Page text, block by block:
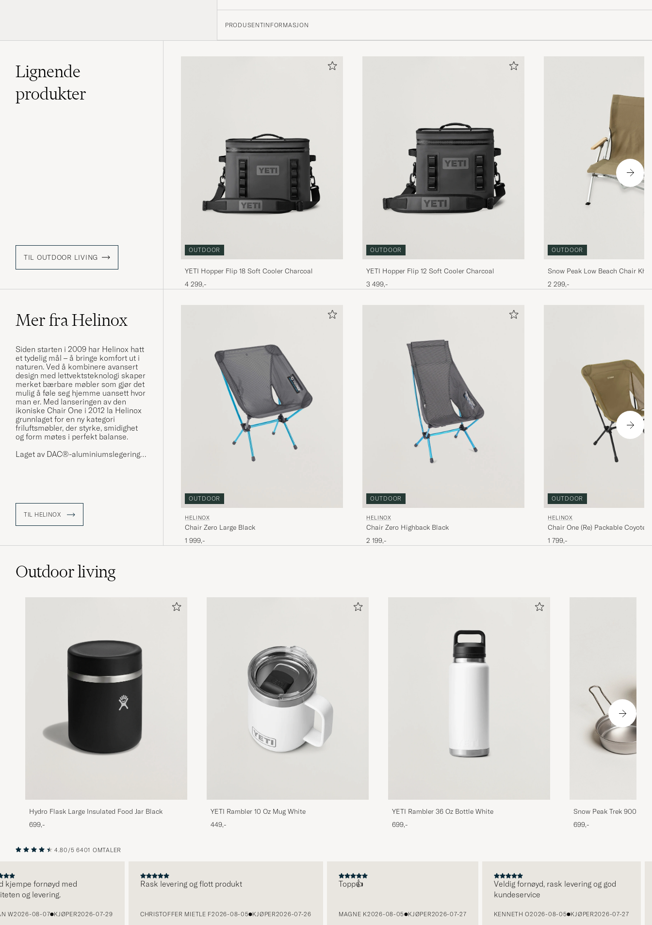
PRODUSENTINFORMASJON
Lignende
produkter
TIL OUTDOOR LIVING
OUTDOOR
YETI Hopper Flip 18 Soft Cooler Charcoal
4 299,-
OUTDOOR
YETI Hopper Flip 12 Soft Cooler Charcoal
3 499,-
OUTDOOR
Snow Peak Low Beach Chair
2 299,-
Mer fra Helinox
Siden starten i 2009 har Helinox hatt
et tydelig mål – å bringe komfort ut i
naturen. Ved å kombinere avansert
design med lettvektsteknologi skaper
merket bærbare møbler som gjør det
mulig å føle seg hjemme uansett hvor
man er. Med lanseringen av den
ikoniske Chair One i 2012 la Helinox
grunnlaget for en ny kategori
friluftsmøbler, der styrke, smidighet
og form møtes i perfekt balanse.
Laget av DAC®-aluminiumslegering –
av moderne estetikk og teknisk
presisjon, designet for å fungere like
godt i fjellet som på stranden eller i
TIL HELINOX
OUTDOOR
HELINOX
Chair Zero Large Black
1 999,-
OUTDOOR
HELINOX
Chair Zero Highback Black
2 199,-
OUTDOOR
HELINOX
Chair One (Re) Packable Coyote
1 799,-
Outdoor living
Hydro Flask Large Insulated Food Jar Black
699,-
YETI Rambler 10 Oz Mug White
449,-
YETI Rambler 36 Oz Bottle White
699,-
Snow Peak Trek 900
699,-
NESTE
4.80/5 6401 OMTALER
fornøyd med
og levering.
2026-08-07 KJØPER2026-07-29
Rask levering og flott produkt
CHRISTOFFER MIETLE F2026-08-05 KJØPER2026-07-26
Topp👍
MAGNE K 2026-08-05 KJØPER2026-07-27
Veldig fornøyd, rask levering og god
kundeservice
KENNETH O2026-08-05 KJØPER2026-07-27